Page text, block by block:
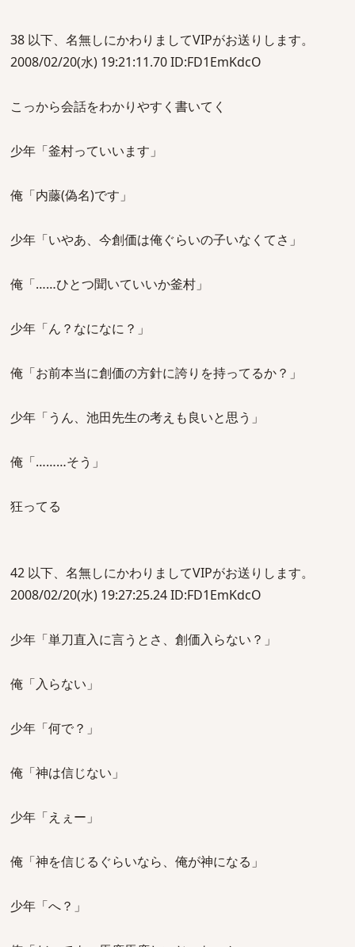
38 以下、名無しにかわりましてVIPがお送りします。
2008/02/20(水) 19:21:11.70 ID:FD1EmKdcO
こっから会話をわかりやすく書いてく
少年「釜村っていいます」
俺「内藤(偽名)です」
少年「いやあ、今創価は俺ぐらいの子いなくてさ」
俺「……ひとつ聞いていいか釜村」
少年「ん？なになに？」
俺「お前本当に創価の方針に誇りを持ってるか？」
少年「うん、池田先生の考えも良いと思う」
俺「………そう」
狂ってる
42 以下、名無しにかわりましてVIPがお送りします。
2008/02/20(水) 19:27:25.24 ID:FD1EmKdcO
少年「単刀直入に言うとさ、創価入らない？」
俺「入らない」
少年「何で？」
俺「神は信じない」
少年「えぇー」
俺「神を信じるぐらいなら、俺が神になる」
少年「へ？」